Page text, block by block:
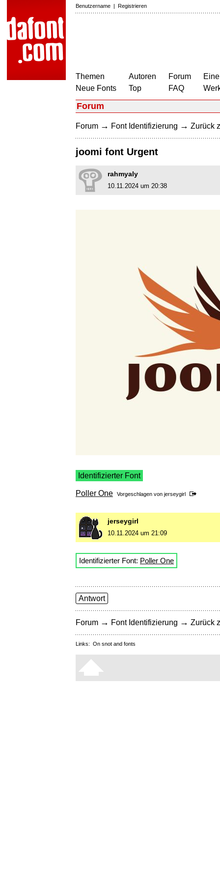
Benutzername | Registrieren
Themen
Neue Fonts
Autoren
Top
Forum
FAQ
Forum
Forum → Font Identifizierung → Zurück
joomi font Urgent
rahmyaly
10.11.2024 um 20:38
Identifizierter Font
Poller One Vorgeschlagen von jerseygirl
jerseygirl
10.11.2024 um 21:09
Identifizierter Font: Poller One
Antwort
Forum → Font Identifizierung → Zurück
Links: On snot and fonts